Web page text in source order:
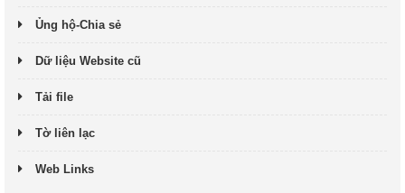
Ủng hộ-Chia sẻ
Dữ liệu Website cũ
Tải file
Tờ liên lạc
Web Links